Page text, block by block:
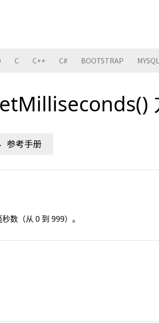
C C++ C# BOOTSTRAP MYSQL
数（从 0 到 999）。